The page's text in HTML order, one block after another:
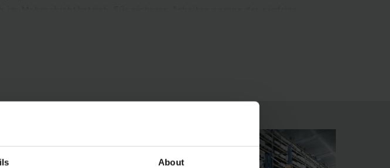
About
beim Ein- und Aussteigen. Der Fahrerplatz ist auf schonendes
wählbare Fahrprogramme. Darüber hinaus machen diverse